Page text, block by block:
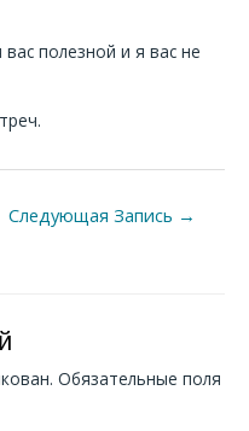
полезной и я вас не
Следующая Запись →
Обязательные поля